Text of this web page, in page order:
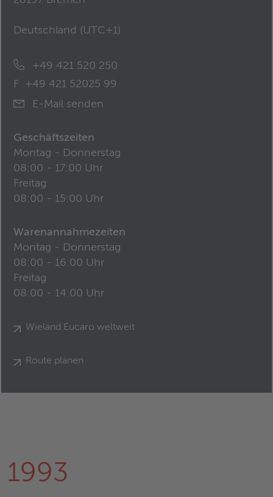
Deutschland (UTC+1)
+49 421 520 250
F
+49 421 52025 99
E-Mail senden
Geschäftszeiten
Montag - Donnerstag
08:00 - 17:00 Uhr
Freitag
08:00 - 15:00 Uhr
Warenannahmezeiten
Montag - Donnerstag
08:00 - 16:00 Uhr
Freitag
08:00 - 14:00 Uhr
Wieland Eucaro weltweit
Route planen
1993